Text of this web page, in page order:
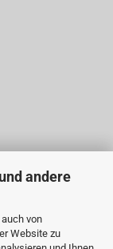
andere
von
Website zu